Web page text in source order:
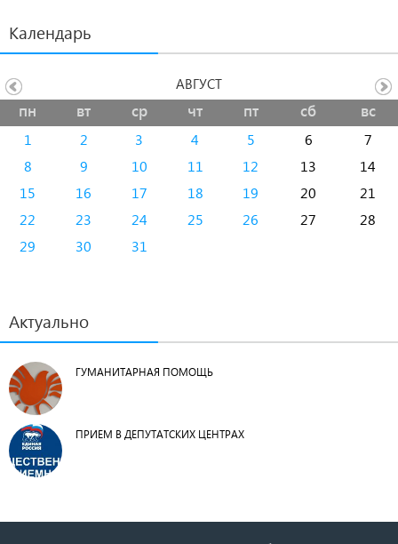
Календарь
пн вт ср чт пт сб вс
1 2 3 4 5 6
7
8
9 10 11 12 13
14
15
16 17 18 19 20
21
22
23 24 25 26 27
28
29
30 31
АВГУСТ
Актуально
ГУМАНИТАРНАЯ ПОМОЩЬ
ПРИЕМ В ДЕПУТАТСКИХ ЦЕНТРАХ